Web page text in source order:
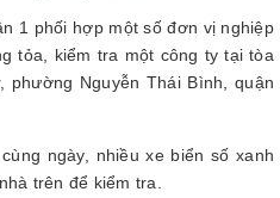
1 phối hợp một số đơn vị nghiệp
tỏa, kiểm tra một công ty tại tòa
phường Nguyễn Thái Bình, quận
ngày, nhiều xe biển số xanh
trên để kiểm tra.